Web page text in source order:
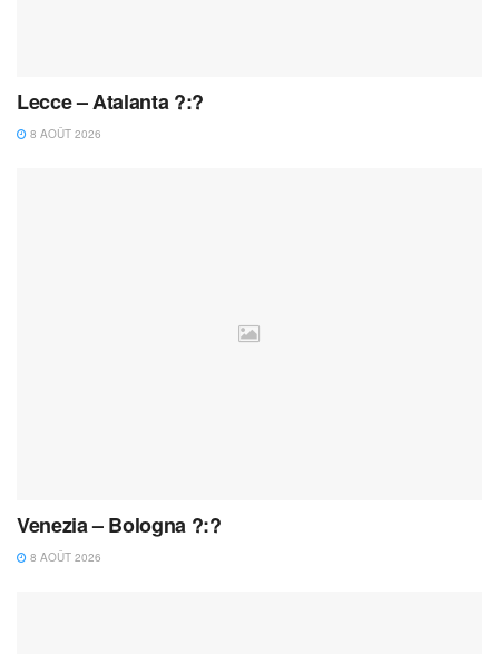
Lecce – Atalanta ?:?
8 AOÛT 2026
Venezia – Bologna ?:?
8 AOÛT 2026